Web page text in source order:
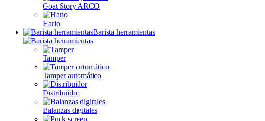
Goat Story ARCO
Hario
Barista herramientas
Tamper
Tamper automático
Distribuidor
Balanzas digitales